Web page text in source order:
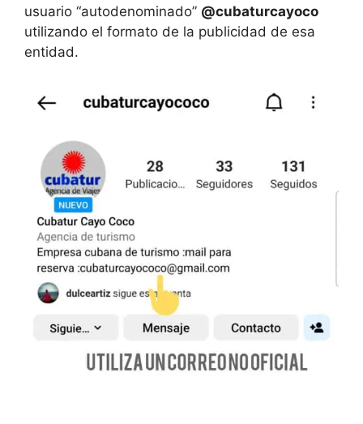
usuario “autodenominado” @cubaturcayoco
utilizando el formato de la publicidad de esa
entidad.